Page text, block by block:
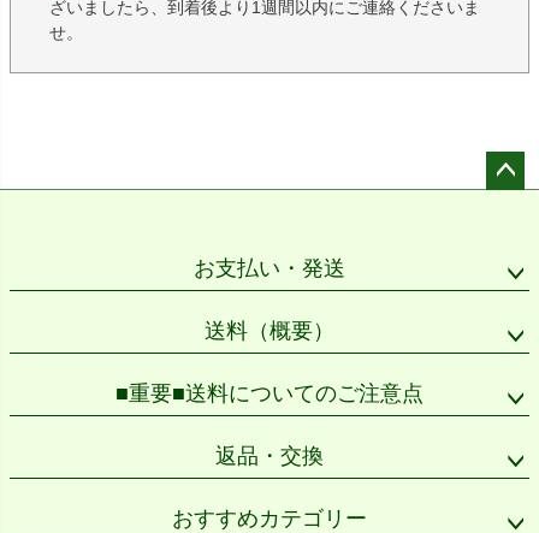
ざいましたら、到着後より1週間以内にご連絡くださいま
せ。
お支払い・発送
送料（概要）
■重要■送料についてのご注意点
返品・交換
おすすめカテゴリー